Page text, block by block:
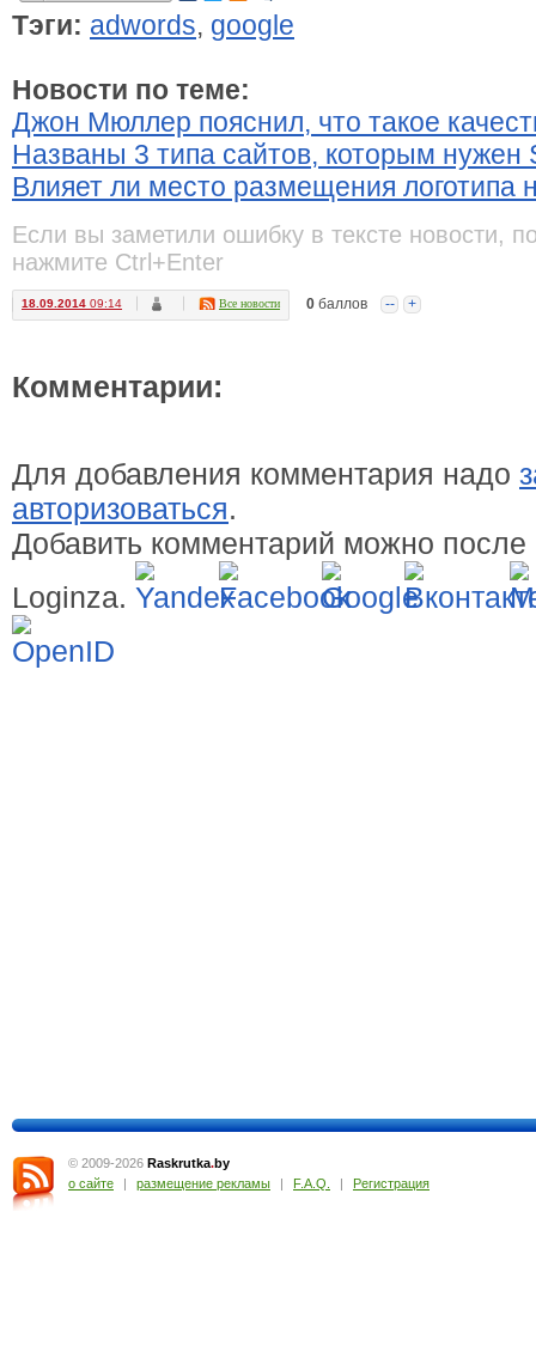
Тэги: adwords, google
Новости по теме:
Джон Мюллер пояснил, что такое
Названы 3 типа сайтов, которым нужен
Влияет ли место размещения логотипа
Если вы заметили ошибку в тексте новости,
нажмите Ctrl+Enter
18.09.2014 09:14 Все новости 0 баллов -- +
Комментарии:
Для добавления комментария надо
авторизоваться.
Добавить комментарий можно после
Loginza.
© 2009-2026 Raskrutka.by
о сайте
| размещение рекламы | F.A.Q. | Регистрация